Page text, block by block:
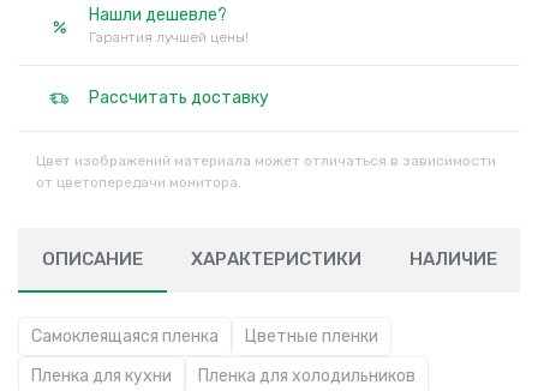
Нашли дешевле?
Гарантия лучшей цены!
Рассчитать доставку
Цвет изображений материала может отличаться в зависимости
от цветопередачи монитора.
ОПИСАНИЕ ХАРАКТЕРИСТИКИ НАЛИЧИЕ
Самоклеящаяся пленка
Цветные пленки
Пленка для кухни
Пленка для холодильников